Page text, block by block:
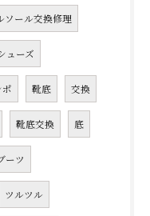
ソール交換修理
ューズ
靴底 交換
靴底交換 底
ーツ
ツルツル